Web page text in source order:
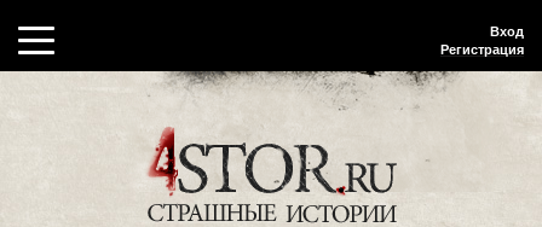
Вход
Регистрация